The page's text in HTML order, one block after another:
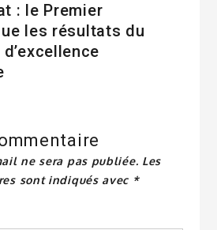
: le Premier
les résultats du
ne sera pas publiée. Les
sont indiqués avec *